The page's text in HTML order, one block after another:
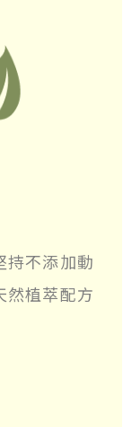
持不添加動
然植萃配方